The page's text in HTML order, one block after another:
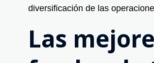
diversificación de las
Las